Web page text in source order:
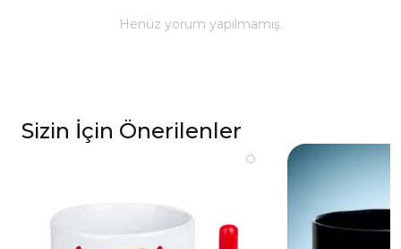
yıkanması önerilmektedir.
Henüz yorum yapılmamış.
Sizin İçin Önerilenler